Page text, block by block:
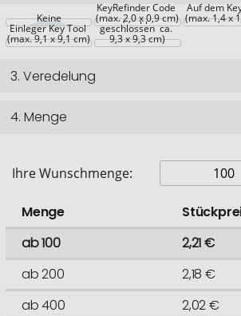
Keine
KeyRefinder Code
(max. 2,0 x 0,9 cm)
Auf dem
(max. 1,4 x
Einleger Key Tool
(max. 9,1 x 9,1 cm)
Verpackung Key
Tool (Mäppchen
geschlossen  ca.
9,3 x 9,3 cm)
3.Veredelung
4.Menge
Ihre Wunschmenge:
Menge
ab 100
2,21 €
ab 200
2,18 €
ab 400
2,02 €